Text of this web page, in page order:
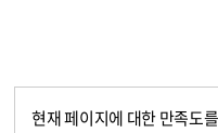
현재 페이지에 대한 만족도